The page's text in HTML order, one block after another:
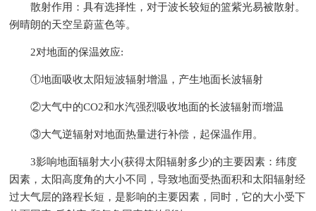
散射作用：具有选择性，对于波长较短的篮紫光易被散射。
例晴朗的天空呈蔚蓝色等。
2对地面的保温效应:
①地面吸收太阳短波辐射增温，产生地面长波辐射
②大气中的CO2和水汽强烈吸收地面的长波辐射而增温
③大气逆辐射对地面热量进行补偿，起保温作用。
3影响地面辐射大小(获得太阳辐射多少)的主要因素：纬度
因素，太阳高度角的大小不同，导致地面受热面积和太阳辐射经
过大气层的路程长短，是影响的主要因素，同时，它的大小受下